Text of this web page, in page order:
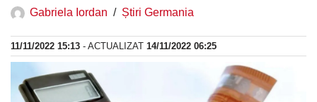
Gabriela Iordan Știri Germania
11/11/2022 15:13 - ACTUALIZAT 14/11/2022 06:25